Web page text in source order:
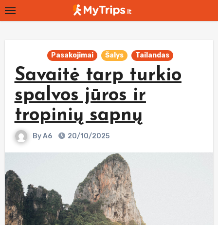
Skip
to
Pasakojimai Šalys Tailandas
Savaitė tarp turkio
spalvos jūros ir
tropinių sapnų
ByA6 20/10/2025